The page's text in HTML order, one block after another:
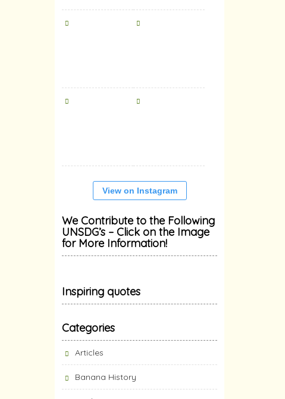
View on Instagram
We Contribute to the Following
UNSDG’s – Click on the Image
for More Information!
Inspiring quotes
Categories
Articles
Banana History